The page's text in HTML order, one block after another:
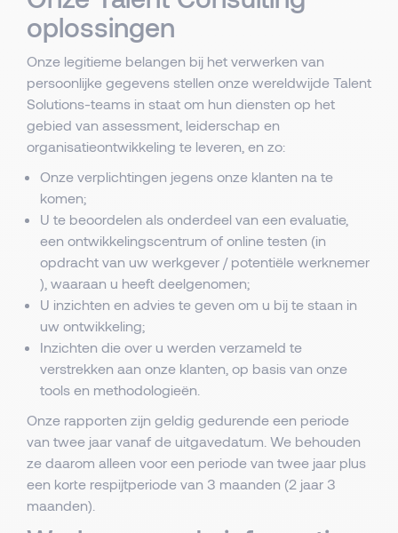
oplossingen
Onze legitieme belangen bij het verwerken van
persoonlijke gegevens stellen onze wereldwijde Talent
Solutions-teams in staat om hun diensten op het
gebied van assessment, leiderschap en
organisatieontwikkeling te leveren, en zo:
Onze verplichtingen jegens onze klanten na te
komen;
U te beoordelen als onderdeel van een evaluatie,
een ontwikkelingscentrum of online testen (in
opdracht van uw werkgever / potentiële werknemer
), waaraan u heeft deelgenomen;
U inzichten en advies te geven om u bij te staan in
uw ontwikkeling;
Inzichten die over u werden verzameld te
verstrekken aan onze klanten, op basis van onze
tools en methodologieën.
Onze rapporten zijn geldig gedurende een periode
van twee jaar vanaf de uitgavedatum. We behouden
ze daarom alleen voor een periode van twee jaar plus
een korte respijtperiode van 3 maanden (2 jaar 3
maanden).